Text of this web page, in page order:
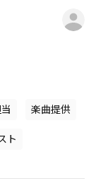
楽曲提供
ト